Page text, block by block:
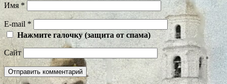
Имя *
E-mail *
Нажмите галочку (защита от спама)
Сайт